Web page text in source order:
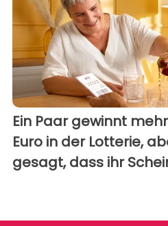
Ein Paar gewinnt
Euro in der Lotterie,
gesagt, dass ihr